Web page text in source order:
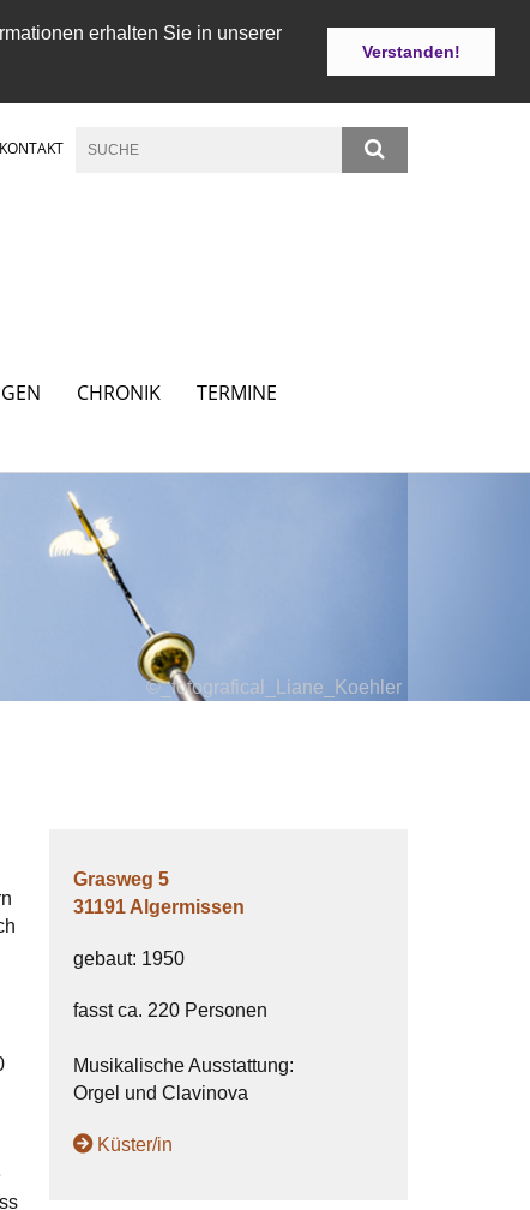
erhalten Sie in unserer
Verstanden!
KONTAKT
CHRONIK
TERMINE
©_fotografical_Liane_Koehler
Grasweg 5
31191 Algermissen
gebaut: 1950
fasst ca. 220 Personen
Musikalische Ausstattung:
Orgel und Clavinova
Küster/in